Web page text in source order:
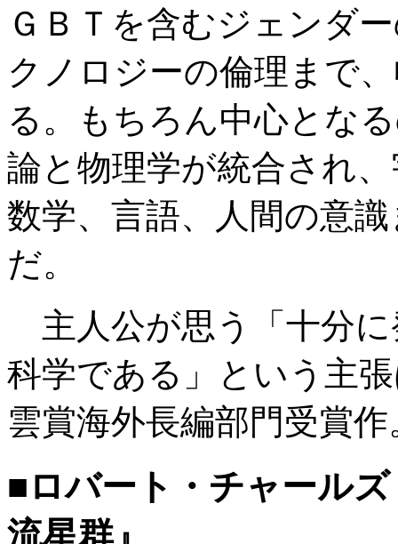
ＧＢＴを含むジェンダ
クノロジーの倫理まで
る。もちろん中心とな
論と物理学が統合され
数学、言語、人間の意
だ。
主人公が思う「十分
科学である」という主
雲賞海外長編部門受賞
■ロバート・チャール
流星群』